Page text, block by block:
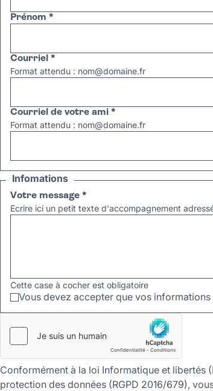
Prénom *
Courriel *
Format attendu : nom@domaine.fr
Courriel de votre ami *
Format attendu : nom@domaine.fr
Infomations
Votre message *
Ecrire ici un petit texte d'accompagnement
Cette case à cocher est obligatoire
Vous devez accepter que vos
Conformément à la loi Informatique et libertés
protection des données (RGPD 2016/679),